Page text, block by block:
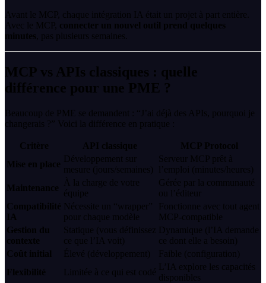
Avant le MCP, chaque intégration IA était un projet à part entière.
Avec le MCP, connecter un nouvel outil prend quelques
minutes , pas plusieurs semaines.
MCP vs APIs classiques : quelle
différence pour une PME ?
Beaucoup de PME se demandent : “J’ai déjà des APIs, pourquoi je
changerais ?” Voici la différence en pratique :
Critère API classique
MCP Protocol
Mise en place
Développement sur
mesure (jours/semaines)
Serveur MCP prêt à
l’emploi (minutes/heures)
Maintenance
À la charge de votre
équipe
Gérée par la communauté
ou l’éditeur
Compatibilité
IA
Nécessite un “wrapper”
pour chaque modèle
Fonctionne avec tout agent
MCP-compatible
Gestion du
contexte
Statique (vous définissez
ce que l’IA voit)
Dynamique (l’IA demande
ce dont elle a besoin)
Coût initial
Élevé (développement)
Faible (configuration)
Flexibilité
Limitée à ce qui est codé
L’IA explore les capacités
disponibles